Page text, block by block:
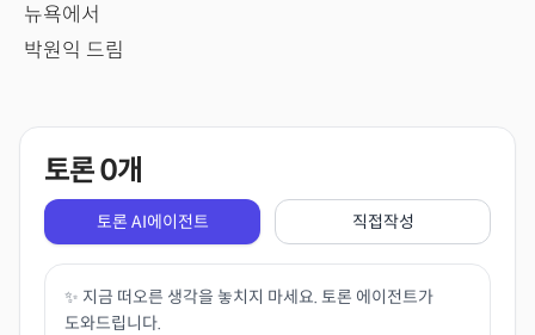
뉴욕에서
박원익 드림
토론0개
토론 AI에이전트 직접작성
✨ 지금 떠오른 생각을 놓치지 마세요. 토론 에이전트가
도와드립니다.